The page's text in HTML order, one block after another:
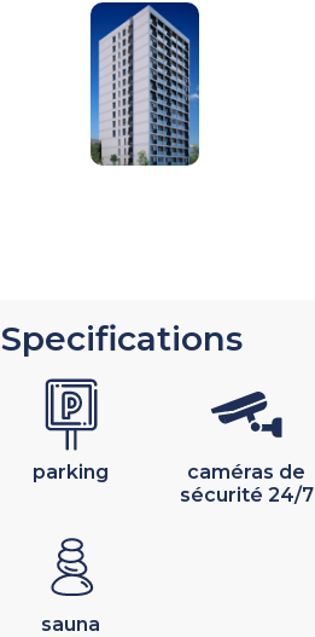
Specifications
parking
caméras de
sécurité 24/7
sauna